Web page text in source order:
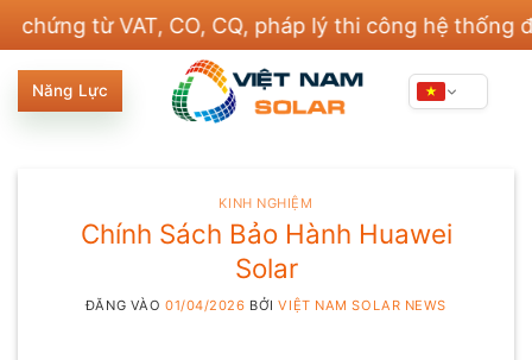
nội
dung
từ VAT, CO, CQ, pháp lý thi công hệ thống điện
Năng Lực
KINH NGHIỆM
Chính Sách Bảo Hành Huawei
Solar
ĐĂNG VÀO 01/04/2026 BỞIVIỆT NAM SOLAR NEWS